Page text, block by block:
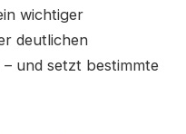
wichtiger
deutlichen
und setzt bestimmte